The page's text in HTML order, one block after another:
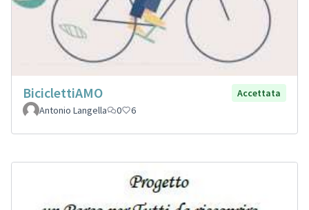
BiciclettiAMO
Accettata
Antonio Langella
0 6